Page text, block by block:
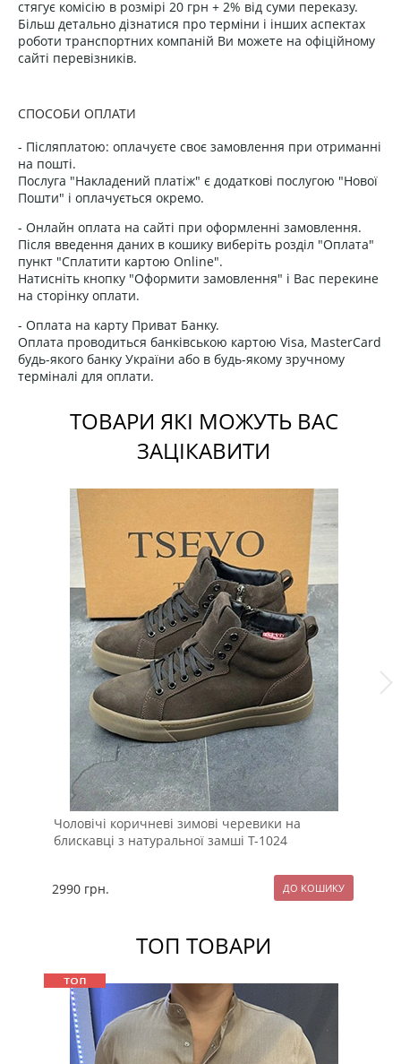
стягує комісію в розмірі 20 грн + 2% від суми переказу.
Більш детально дізнатися про терміни і інших аспектах
роботи транспортних компаній Ви можете на офіційному
сайті перевізників.
СПОСОБИ ОПЛАТИ
- Післяплатою: оплачуєте своє замовлення при отриманні
на пошті.
Послуга "Накладений платіж" є додаткові послугою "Нової
Пошти" і оплачується окремо.
- Онлайн оплата на сайті при оформленні замовлення.
Після введення даних в кошику виберіть розділ "Оплата"
пункт "Сплатити картою Online".
Натисніть кнопку "Оформити замовлення" і Вас перекине
на сторінку оплати.
- Оплата на карту Приват Банку.
Оплата проводиться банківською картою Visa, MasterCard
будь-якого банку України або в будь-якому зручному
терміналі для оплати.
ТОВАРИ ЯКІ МОЖУТЬ ВАС
ЗАЦІКАВИТИ
Чоловічі коричневі зимові черевики на
блискавці з натуральної замші Т-1024
2990 грн.
ТОП ТОВАРИ